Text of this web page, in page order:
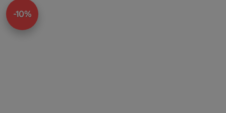
-10%